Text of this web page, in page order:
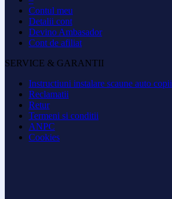
Contul meu
Detalii cont
Devino Ambasador
Cont de afiliat
SERVICE & GARANTII
Instructiuni instalare scaune auto copii
Reclamatii
Retur
Termeni si conditii
ANPC
Cookies